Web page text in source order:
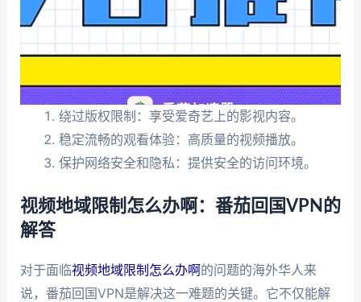
绕过版权限制：享受爱奇艺上的影视内容。
稳定流畅的观看体验：高质量的视频播放。
保护网络安全和隐私：提供安全的访问环境。
视频地域限制怎么办啊：番茄回国VPN的
解答
对于面临视频地域限制怎么办啊的问题的海外华人来
说，番茄回国VPN是解决这一难题的关键。它不仅能解